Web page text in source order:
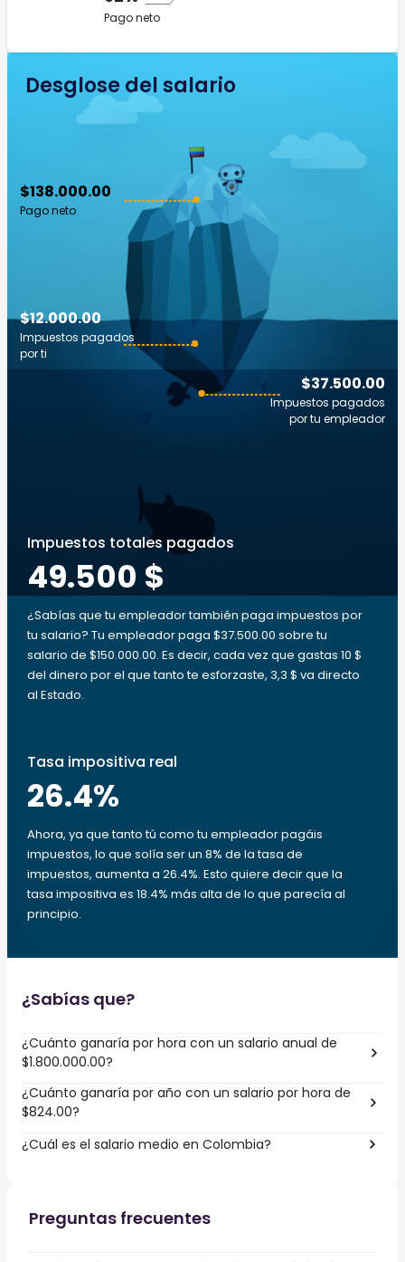
Pago neto
Desglose del salario
$138.000.00
Pago neto
$37.500.00
Impuestos pagados
por tu empleador
$12.000.00
Impuestos pagados
por ti
Impuestos totales pagados
49.500 $
¿Sabías que tu empleador también paga impuestos por
tu salario? Tu empleador paga $37.500.00 sobre tu
salario de $150.000.00. Es decir, cada vez que gastas 10 $
del dinero por el que tanto te esforzaste, 3,3 $ va directo
al Estado.
Tasa impositiva real
26.4%
Ahora, ya que tanto tú como tu empleador pagáis
impuestos, lo que solía ser un 8% de la tasa de
impuestos, aumenta a 26.4%. Esto quiere decir que la
tasa impositiva es 18.4% más alta de lo que parecía al
principio.
¿Sabías que?
¿Cuánto ganaría por hora con un salario anual de
$1.800.000.00?
¿Cuánto ganaría por año con un salario por hora de
$824.00?
¿Cuál es el salario medio en Colombia?
Preguntas frecuentes